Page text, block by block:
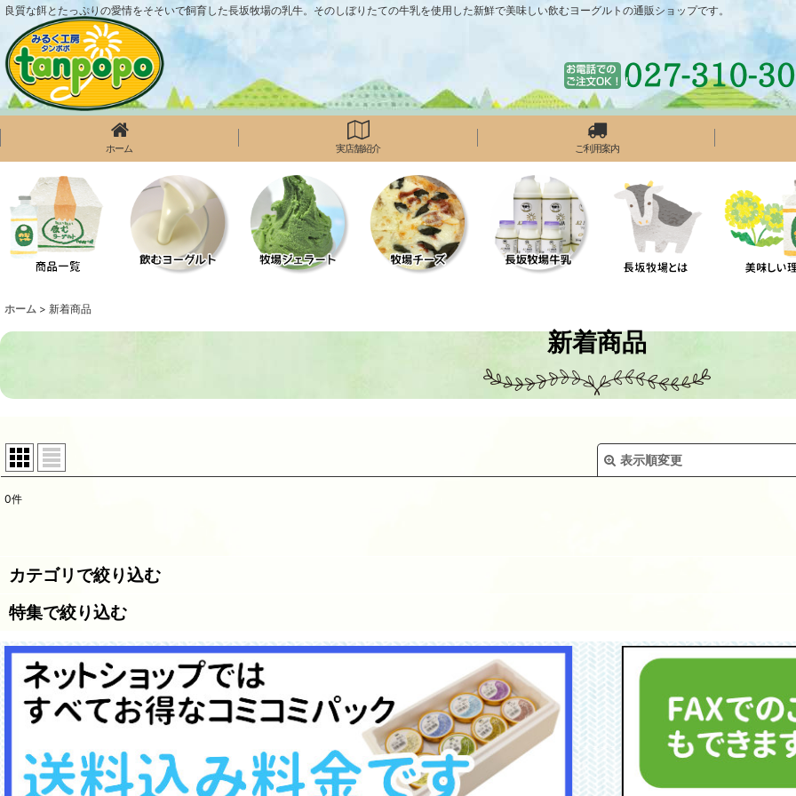
良質な餌とたっぷりの愛情をそそいで飼育した長坂牧場の乳牛。そのしぼりたての牛乳を使用した新鮮で美味しい飲むヨーグルトの通販ショップです。
ホーム 実店舗紹介 ご利用案内
ホーム > 新着商品
新着商品
表示順変更
0件
カテゴリで絞り込む
飲むヨーグルト
牧場ジェラート
牧場チーズ
特集で絞り込む
全商品一覧